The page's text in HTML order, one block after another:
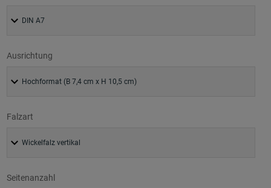
Ausrichtung
Falzart
Seitenanzahl